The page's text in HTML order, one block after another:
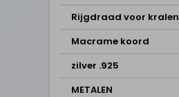
Rijgdraad voor kralen
Macrame koord
zilver .925
METALEN